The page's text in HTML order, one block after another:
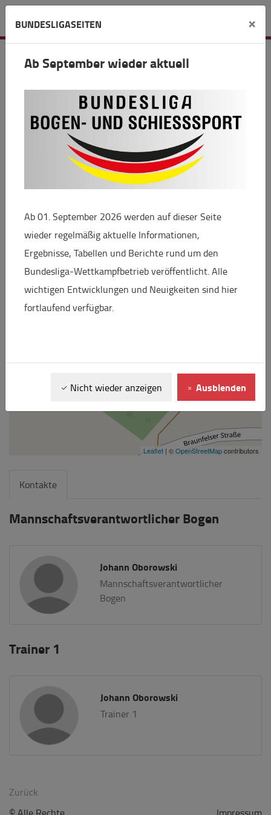
Verein
B.S.C. Laufdorf
Zur Margarethenhöhe
35641 Schöffengrund
kontakt(at)bsc-laufdorf.de
+
−
Leaflet | ©OpenStreetMapcontributors
Kontakte
Mannschaftsverantwortlicher Bogen
Johann Oborowski
Mannschaftsverantwortlicher
Bogen
Trainer 1
Johann Oborowski
Trainer 1
Zurück
BUNDESLIGASEITEN ×
Ab September wieder aktuell
Ab 01. September 2026 werden auf dieser Seite
wieder regelmäßig aktuelle Informationen,
Ergebnisse, Tabellen und Berichte rund um den
Bundesliga-Wettkampfbetrieb veröffentlicht. Alle
wichtigen Entwicklungen und Neuigkeiten sind hier
fortlaufend verfügbar.
Nicht wieder anzeigen Ausblenden